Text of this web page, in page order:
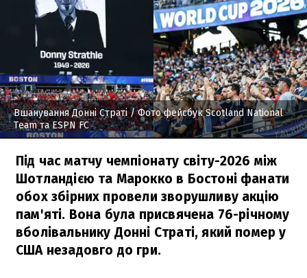
Вшанування Донні Страті/ Фото фейсбук Scotland National
Team та ESPN FC
Під час матчу чемпіонату світу-2026 між
Шотландією та Марокко в Бостоні фанати
обох збірних провели зворушливу акцію
пам'яті. Вона була присвячена 76-річному
вболівальнику Донні Страті, який помер у
США незадовго до гри.